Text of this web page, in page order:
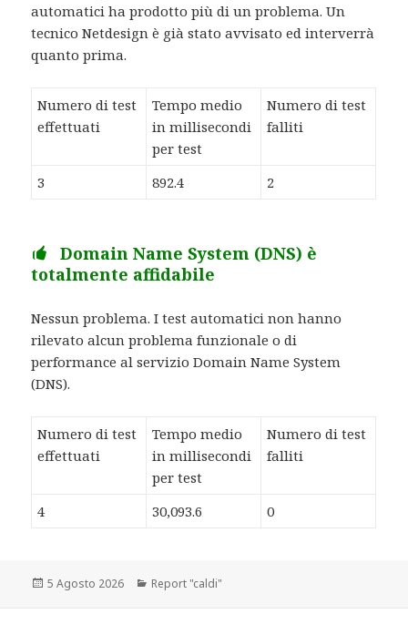
automatici ha prodotto più di un problema. Un
tecnico Netdesign è già stato avvisato ed interverrà
quanto prima.
Numero di test
effettuati
Tempo medio
in millisecondi
per test
Numero di test
falliti
3 892.4 2
Domain Name System (DNS) è
totalmente affidabile
Nessun problema. I test automatici non hanno
rilevato alcun problema funzionale o di
performance al servizio Domain Name System
(DNS).
Numero di test
effettuati
Tempo medio
in millisecondi
per test
Numero di test
falliti
4 30,093.6 0
Scritto
5 Agosto 2026 Categorie
Report "caldi"